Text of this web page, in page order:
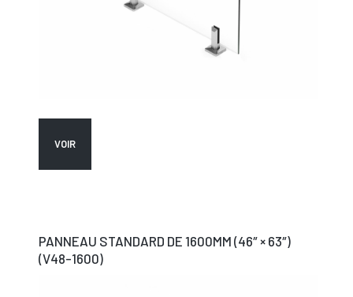
VOIR
PANNEAU STANDARD DE 1600MM (46″ × 63″)
(V48-1600)